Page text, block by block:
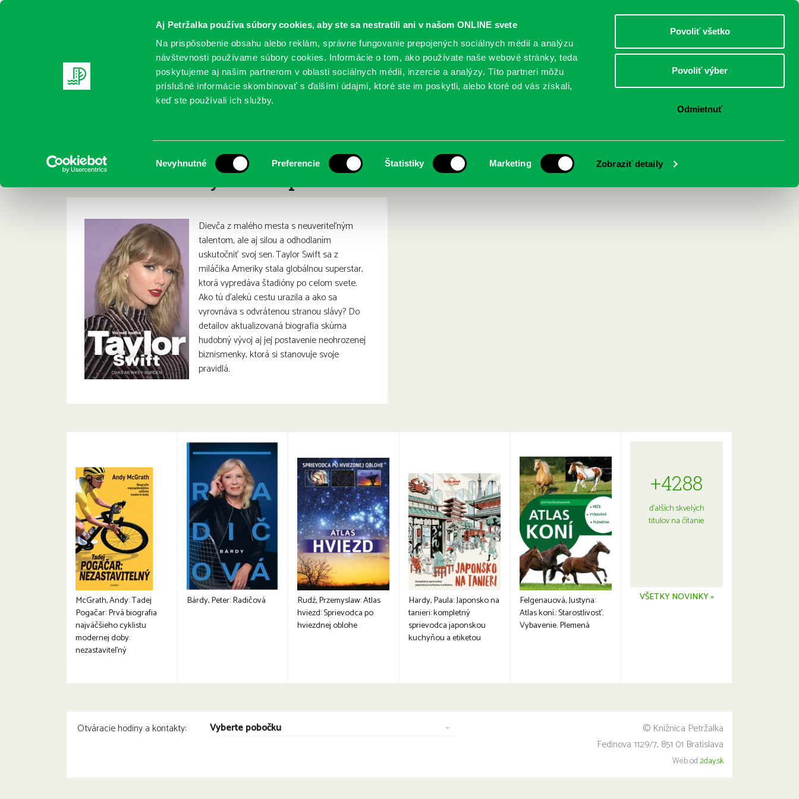
Aj Petržalka používa súbory cookies, aby ste sa nestratili ani v našom ONLINE svete
Na prispôsobenie obsahu alebo reklám, správne fungovanie prepojených sociálnych médií a analýzu
návštevnosti používame súbory cookies. Informácie o tom, ako používate naše webové stránky, teda
poskytujeme aj našim partnerom v oblasti sociálnych médií, inzercie a analýzy. Títo partneri môžu
príslušné informácie skombinovať s ďalšími údajmi, ktoré ste im poskytli, alebo ktoré od vás získali,
keď ste používali ich služby.
súhlasu
Nevyhnutné Preferencie Štatistiky Marketing Zobraziť detaily
Povoliť všetko
Povoliť výber
Odmietnuť
DOSPELÍ
REGISTRUJTE SA ONLINE KATALÓGY SLUŽBY PODUJATIA POBOČKY O KNIŽNICI
Newkey-Burden, Chas: Taylor Swift: víc než hudba :
neautorizovaný životopis
Dievča z malého mesta s neuveriteľným
talentom, ale aj silou a odhodlaním
uskutočniť svoj sen. Taylor Swift sa z
miláčika Ameriky stala globálnou superstar,
ktorá vypredáva štadióny po celom svete.
Ako tú ďalekú cestu urazila a ako sa
vyrovnáva s odvrátenou stranou slávy? Do
detailov aktualizovaná biografia skúma
hudobný vývoj aj jej postavenie neohrozenej
biznismenky, ktorá si stanovuje svoje
pravidlá.
McGrath, Andy: Tadej
Pogačar: Prvá biografia
najväčšieho cyklistu
modernej doby:
nezastaviteľný
Bárdy, Peter: Radičová
Rudź, Przemyslaw: Atlas
hviezd: Sprievodca po
hviezdnej oblohe
Hardy, Paula: Japonsko na
tanieri: kompletný
sprievodca japonskou
kuchyňou a etiketou
Felgenauová, Justyna:
Atlas koní.: Starostlivosť.
Vybavenie. Plemená
+4288
ďalších skvelých
titulov na čítanie
VŠETKY NOVINKY »
Otváracie hodiny a kontakty: Vyberte pobočku
© Knižnica Petržalka
Fedinova 1129/7, 851 01 Bratislava
Web od2day.sk